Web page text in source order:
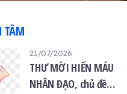
TÂM
21/07/2026
THƯ MỜI HIẾN MÁU
NHÂN ĐẠO, chủ đề